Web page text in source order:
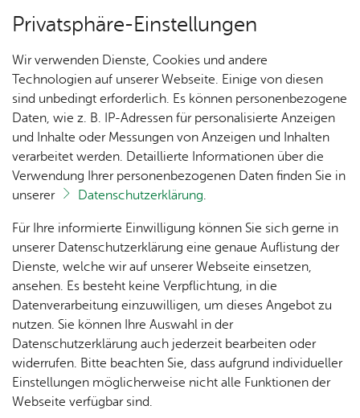
Un­se­re Ort­schaft
Ak­tu­
1250
Jahre
Ai­lin­
gen
Zah­
len,
Daten
& Fak­
ten
Ai­lin­
ger
Fe­ri­
en­
Orts­
vor­
& Ort­
schaft
s­rat
Ver­
eins­le­
ben
Ak­ti­on
mein­
sinn
Ai­lin­
gen
Öf­
fent­li­
Bil­der
Orts­
plan
Aus­bil­
dung
& of­fe­
Ver­an­stal­tun­gen
Re­al­schu­le Ai­lin­gen
Alle Ver­an­stal­tun­gen die­ses Ver­an­stal­ters
Datum Ver­an­stal­tung
26.11.2026, 17:00 Uhr Ad­vents­sin­gen
Re­al­schu­le Ai­lin­gen
Foh­len­str. 21
88048Fried­richs­ha­fen
Privatsphäre-Einstellungen
Wir verwenden Dienste, Cookies und andere
Technologien auf unserer Webseite. Einige von diesen
sind unbedingt erforderlich. Es können personenbezogene
Daten, wie z. B. IP-Adressen für personalisierte Anzeigen
und Inhalte oder Messungen von Anzeigen und Inhalten
verarbeitet werden. Detaillierte Informationen über die
Verwendung Ihrer personenbezogenen Daten finden Sie in
unserer
Datenschutzerklärung.
Für Ihre informierte Einwilligung können Sie sich gerne in
unserer Datenschutzerklärung eine genaue Auflistung der
Dienste, welche wir auf unserer Webseite einsetzen,
ansehen. Es besteht keine Verpflichtung, in die
Datenverarbeitung einzuwilligen, um dieses Angebot zu
nutzen. Sie können Ihre Auswahl in der
Datenschutzerklärung auch jederzeit bearbeiten oder
widerrufen. Bitte beachten Sie, dass aufgrund individueller
Einstellungen möglicherweise nicht alle Funktionen der
Webseite verfügbar sind.